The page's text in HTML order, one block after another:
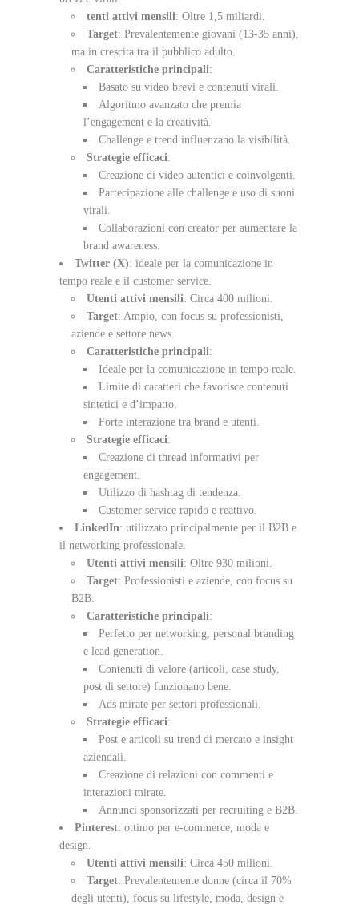
tenti attivi mensili: Oltre 1,5 miliardi.
Target: Prevalentemente giovani (13-35 anni),
ma in crescita tra il pubblico adulto.
Caratteristiche principali:
Basato su video brevi e contenuti virali.
Algoritmo avanzato che premia
l’engagement e la creatività.
Challenge e trend influenzano la visibilità.
Strategie efficaci:
Creazione di video autentici e coinvolgenti.
Partecipazione alle challenge e uso di suoni
virali.
Collaborazioni con creator per aumentare la
brand awareness.
Twitter (X): ideale per la comunicazione in
tempo reale e il customer service.
Utenti attivi mensili: Circa 400 milioni.
Target: Ampio, con focus su professionisti,
aziende e settore news.
Caratteristiche principali:
Ideale per la comunicazione in tempo reale.
Limite di caratteri che favorisce contenuti
sintetici e d’impatto.
Forte interazione tra brand e utenti.
Strategie efficaci:
Creazione di thread informativi per
engagement.
Utilizzo di hashtag di tendenza.
Customer service rapido e reattivo.
LinkedIn: utilizzato principalmente per il B2B e
il networking professionale.
Utenti attivi mensili: Oltre 930 milioni.
Target: Professionisti e aziende, con focus su
B2B.
Caratteristiche principali:
Perfetto per networking, personal branding
e lead generation.
Contenuti di valore (articoli, case study,
post di settore) funzionano bene.
Ads mirate per settori professionali.
Strategie efficaci:
Post e articoli su trend di mercato e insight
aziendali.
Creazione di relazioni con commenti e
interazioni mirate.
Annunci sponsorizzati per recruiting e B2B.
Pinterest: ottimo per e-commerce, moda e
design.
Utenti attivi mensili: Circa 450 milioni.
Target: Prevalentemente donne (circa il 70%
degli utenti), focus su lifestyle, moda, design e